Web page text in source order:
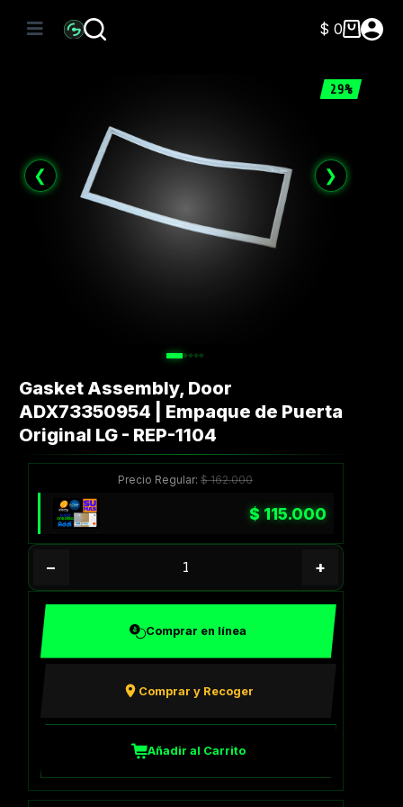
Carro
$ 0
29%
❮ ❯
Gasket Assembly, Door
ADX73350954 | Empaque de Puerta
Original LG - REP-1104
Precio Regular:$162.000
$ 115.000
− +
Comprar en línea
Comprar y Recoger
Añadir al Carrito